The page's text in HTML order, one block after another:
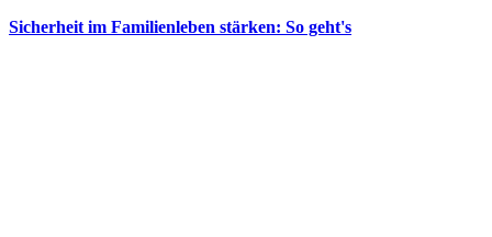
Sicherheit im Familienleben stärken: So geht's